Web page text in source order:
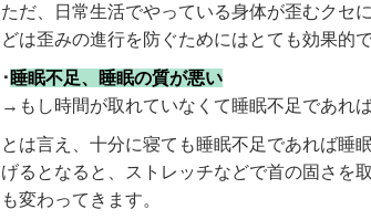
ただ、日常生活でやっている身体が歪むクセ
どは歪みの進行を防ぐためにはとても効果的で
･ 睡眠不足、睡眠の質が悪い
→もし時間が取れていなくて睡眠不足であれ
とは言え、十分に寝ても睡眠不足であれば睡
げるとなると、ストレッチなどで首の固さを
も変わってきます。